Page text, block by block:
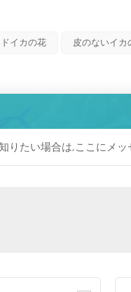
イカの花 皮のないイカ
りたい場合は,ここにメ